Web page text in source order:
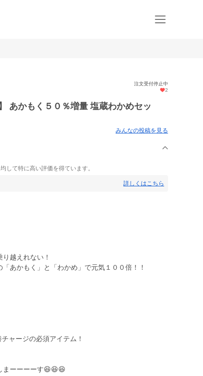
注文受付停止中
2
あかもく５０％増量 塩蔵わかめセッ
みんなの投稿を見る
して特に高い評価を得ています。
詳しくはこちら
越えれない！
あかもく」と「わかめ」で元気１００倍！！
ャージの必須アイテム！
まーーーーす😆😆😆